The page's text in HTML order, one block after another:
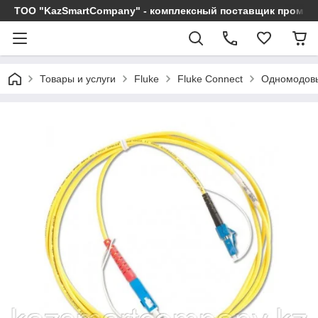
ТОО "KazSmartCompany" - комплексный поставщик
Товары и услуги Fluke Fluke Connect